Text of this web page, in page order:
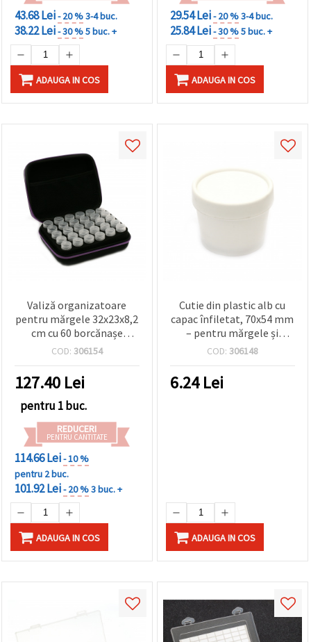
43.68 Lei- 20 %3-4 buc.
38.22 Lei- 30 %5 buc. +
ADAUGA IN COS
29.54 Lei- 20 %3-4 buc.
25.84 Lei- 30 %5 buc. +
ADAUGA IN COS
Valiză organizatoare
pentru mărgele 32x23x8,2
cm cu 60 borcănașe
individuale 4,8x2,4 cm
COD: 306154
127.40 Lei
pentru 1 buc.
REDUCERI
PENTRU CANTITATE
114.66 Lei- 10 %
pentru 2 buc.
101.92 Lei- 20 %3 buc. +
ADAUGA IN COS
Cutie din plastic alb cu
capac înfiletat, 70x54 mm
– pentru mărgele și
accesorii hobby
COD: 306148
6.24Lei
ADAUGA IN COS